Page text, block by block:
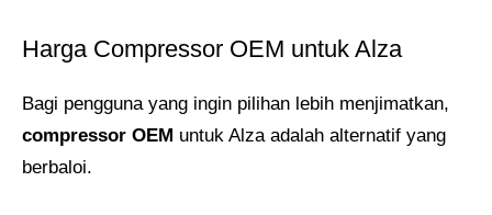
Harga Compressor OEM untuk Alza
Bagi pengguna yang ingin pilihan lebih menjimatkan,
compressor OEM untuk Alza adalah alternatif yang
berbaloi.